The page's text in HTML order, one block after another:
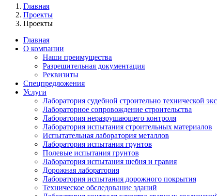
Главная
Проекты
Проекты
Главная
О компании
Наши преимущества
Разрешительная документация
Реквизиты
Спецпредложения
Услуги
Лаборатория судебной строительно технической
Лабораторное сопровождение строительства
Лаборатория неразрушающего контроля
Лаборатория испытания строительных материалов
Испытательная лаборатория металлов
Лаборатория испытания грунтов
Полевые испытания грунтов
Лаборатория испытания щебня и гравия
Дорожная лаборатория
Лаборатория испытания дорожного покрытия
Техническое обследование зданий